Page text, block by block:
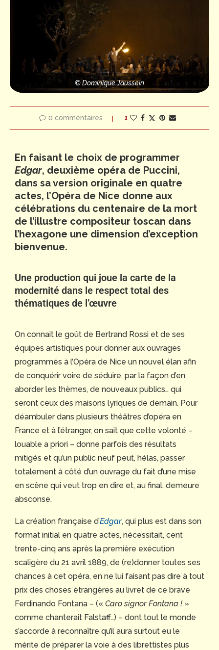
© Dominique Jaussein
0 commentaires 1
En faisant le choix de programmer
Edgar, deuxième opéra de Puccini,
dans sa version originale en quatre
actes, l’Opéra de Nice donne aux
célébrations du centenaire de la mort
de l’illustre compositeur toscan dans
l’hexagone une dimension d’exception
bienvenue.
Une production qui joue la carte de la
modernité dans le respect total des
thématiques de l’œuvre
On connait le goût de Bertrand Rossi et de ses
équipes artistiques pour donner aux ouvrages
programmés à l’Opéra de Nice un nouvel élan afin
de conquérir voire de séduire, par la façon d’en
aborder les thèmes, de nouveaux publics… qui
seront ceux des maisons lyriques de demain. Pour
déambuler dans plusieurs théâtres d’opéra en
France et à l’étranger, on sait que cette volonté –
louable a priori – donne parfois des résultats
mitigés et qu’un public neuf peut, hélas, passer
totalement à côté d’un ouvrage du fait d’une mise
en scène qui veut trop en dire et, au final, demeure
absconse.
La création française d’Edgar, qui plus est dans son
format initial en quatre actes, nécessitait, cent
trente-cinq ans après la première exécution
scaligère du 21 avril 1889, de (re)donner toutes ses
chances à cet opéra, en ne lui faisant pas dire à tout
prix des choses étrangères au livret de ce brave
Ferdinando Fontana – (« Caro signor Fontana ! »
comme chanterait Falstaff…) – dont tout le monde
s’accorde à reconnaître qu’il aura surtout eu le
mérite de préparer la voie à des librettistes plus